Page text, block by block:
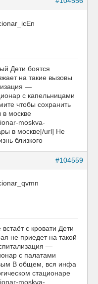
Дети боятся
на такие вызовы
—
с капельницами
чтобы сохранить
в москве
moskva-
в москве[/url] Не
близкого
#104559
с кровати Дети
не приедет на такой
—
с палатами
В общем, вся инфа
стационаре
moskva-